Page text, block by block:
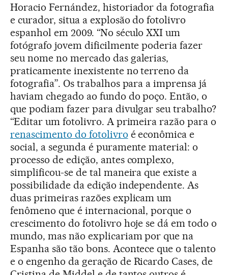
Horacio Fernández, historiador da fotografia
e curador, situa a explosão do fotolivro
espanhol em 2009. “No século XXI um
fotógrafo jovem dificilmente poderia fazer
seu nome no mercado das galerias,
praticamente inexistente no terreno da
fotografia”. Os trabalhos para a imprensa já
haviam chegado ao fundo do poço. Então, o
que podiam fazer para divulgar seu trabalho?
“Editar um fotolivro. A primeira razão para o
renascimento do fotolivro é econômica e
social, a segunda é puramente material: o
processo de edição, antes complexo,
simplificou-se de tal maneira que existe a
possibilidade da edição independente. As
duas primeiras razões explicam um
fenômeno que é internacional, porque o
crescimento do fotolivro hoje se dá em todo o
mundo, mas não explicariam por que na
Espanha são tão bons. Acontece que o talento
e o engenho da geração de Ricardo Cases, de